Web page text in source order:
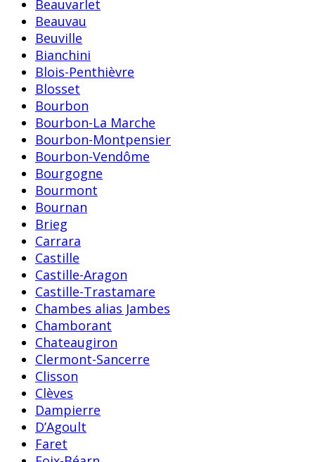
Beauvarlet
Beauvau
Beuville
Bianchini
Blois-Penthièvre
Blosset
Bourbon
Bourbon-La Marche
Bourbon-Montpensier
Bourbon-Vendôme
Bourgogne
Bourmont
Bournan
Brieg
Carrara
Castille
Castille-Aragon
Castille-Trastamare
Chambes alias Jambes
Chamborant
Chateaugiron
Clermont-Sancerre
Clisson
Clèves
Dampierre
D’Agoult
Faret